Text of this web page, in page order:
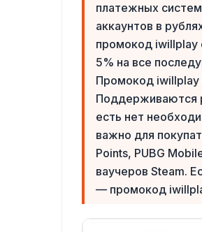
платежных
аккаунтов в
промокод iwillplay
5% на все
Промокод iwillplay
Поддерживаются
есть нет
важно для
Points, PUBG
ваучеров Steam.
— промокод